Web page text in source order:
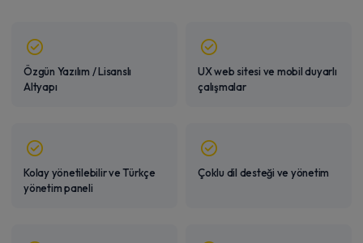
Özgün Yazılım / Lisanslı
Altyapı
UX web sitesi ve mobil duyarlı
çalışmalar
Kolay yönetilebilir ve Türkçe
yönetim paneli
Çoklu dil desteği ve yönetim